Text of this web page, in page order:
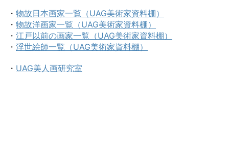
・ 物故日本画家一覧（UAG美術家資料棚）
・ 物故洋画家一覧（UAG美術家資料棚）
・ 江戸以前の画家一覧（UAG美術家資料棚）
・ 浮世絵師一覧（UAG美術家資料棚）
・ UAG美人画研究室